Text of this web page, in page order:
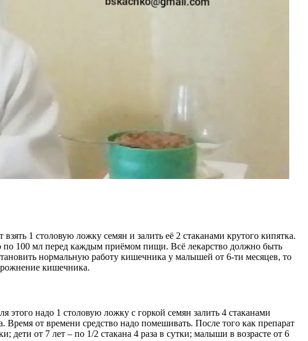
1 столовую ложку семян и залить её 2 стаканами крутого кипятка.
по 100 мл перед каждым приёмом пищи. Всё лекарство должно быть
нормальную работу кишечника у малышей от 6-ти месяцев, то
кишечника.
этого надо 1 столовую ложку с горкой семян залить 4 стаканами
Время от времени средство надо помешивать. После того как препарат
от 7 лет – по 1/2 стакана 4 раза в сутки; малыши в возрасте от 6